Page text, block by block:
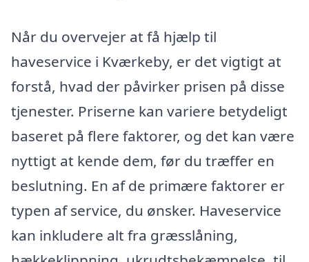
Når du overvejer at få hjælp til
haveservice i Kværkeby, er det vigtigt at
forstå, hvad der påvirker prisen på disse
tjenester. Priserne kan variere betydeligt
baseret på flere faktorer, og det kan være
nyttigt at kende dem, før du træffer en
beslutning. En af de primære faktorer er
typen af service, du ønsker. Haveservice
kan inkludere alt fra græsslåning,